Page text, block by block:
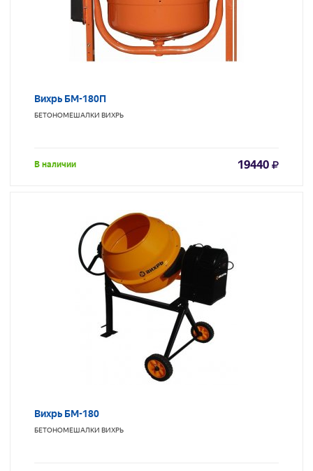
Вихрь БМ-180П
БЕТОНОМЕШАЛКИ ВИХРЬ
В наличии 19440
Вихрь БМ-180
БЕТОНОМЕШАЛКИ ВИХРЬ